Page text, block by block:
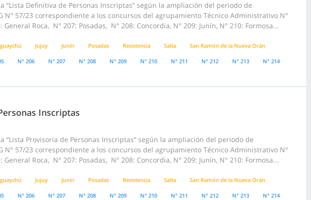
Definitiva de Personas Inscriptas” según la ampliación del periodo de
57/23 correspondiente a los concursos del agrupamiento Técnico Administrativo N°
Roca, N° 207: Posadas, N° 208: Concordia, N° 209: Junín, N° 210: Formosa...
Jujuy Junín Posadas Resistencia Salta San Ramón de la Nueva Orán
N° 206 N° 207 N° 208 N° 209 N° 210 N° 211 N° 212 N° 213 N° 214
Inscriptas
Provisoria de Personas Inscriptas” según la ampliación del periodo de
57/23 correspondiente a los concursos del agrupamiento Técnico Administrativo N°
Roca, N° 207: Posadas, N° 208: Concordia, N° 209: Junín, N° 210: Formosa...
Jujuy Junín Posadas Resistencia Salta San Ramón de la Nueva Orán
N° 206 N° 207 N° 208 N° 209 N° 210 N° 211 N° 212 N° 213 N° 214